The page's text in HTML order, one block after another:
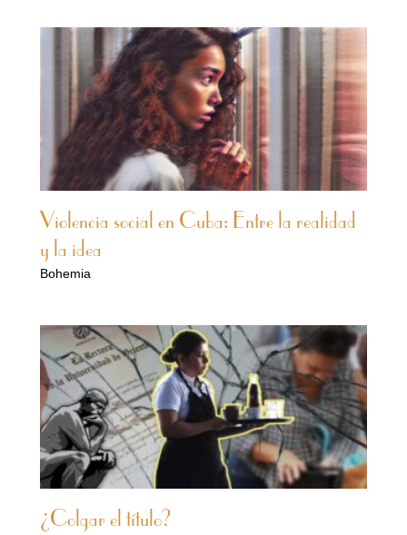
Violencia social en Cuba: Entre la realidad
y la idea
Bohemia
¿Colgar el título?